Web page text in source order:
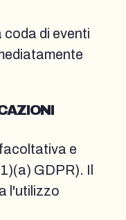
coda di eventi
e
GDPR). Il
l'utilizzo